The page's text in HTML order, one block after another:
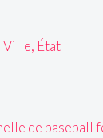
Ville, État
de baseball